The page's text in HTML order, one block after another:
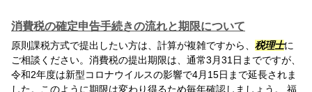
消費税の確定申告手続きの流れと期限について
原則課税方式で提出したい方は、計算が複雑ですから、 税理士に
ご相談ください。消費税の提出期限は、通常3月31日までですが、
令和2年度は新型コロナウイルスの影響で4月15日まで延長されま
した。このように期限は変わり得るため毎年確認しましょう。 福